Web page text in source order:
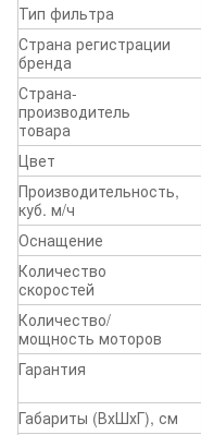
Тип фильтра
Страна регистрации
бренда
Страна-
производитель
товара
Цвет
Производительность,
куб. м/ч
Оснащение
Количество
скоростей
Количество/
мощность моторов
Гарантия
Габариты (ВхШхГ), см